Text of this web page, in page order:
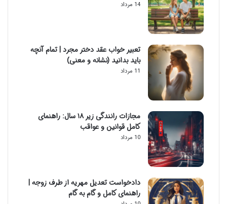
14 مرداد
تعبیر خواب عقد دختر مجرد | تمام آنچه
باید بدانید (نشانه و معنی)
11 مرداد
مجازات رانندگی زیر ۱۸ سال: راهنمای
کامل قوانین و عواقب
10 مرداد
دادخواست تعدیل مهریه از طرف زوجه |
راهنمای کامل و گام به گام